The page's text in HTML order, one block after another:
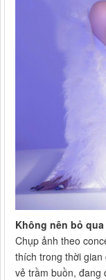
Không nên bỏ
Chụp ảnh theo
thích trong thời
vẻ trầm buồn, đang